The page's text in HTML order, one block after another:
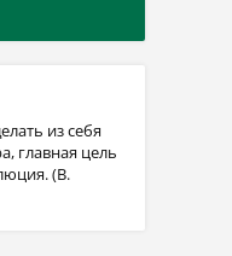
из себя
главная цель
(В.